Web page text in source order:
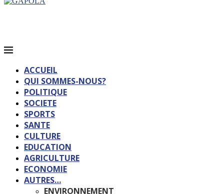
ACCUEIL
QUI SOMMES-NOUS?
POLITIQUE
SOCIETE
SPORTS
SANTE
CULTURE
EDUCATION
AGRICULTURE
ECONOMIE
AUTRES…
ENVIRONNEMENT